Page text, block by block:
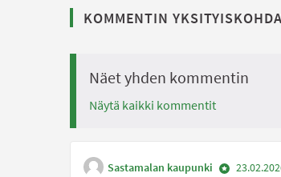
KOMMENTIN
Näet yhden kommentin
Näytä kaikki kommentit
Sastamalan kaupunki